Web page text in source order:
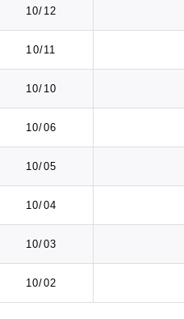
10/12
10/11
10/10
10/06
10/05
10/04
10/03
10/02